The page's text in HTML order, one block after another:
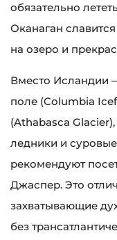
обязательно
Оканаган
на озеро и
Вместо Исландии
поле (Columbia
(Athabasca
ледники и
рекомендуют
Джаспер. Это
захватывающие
без